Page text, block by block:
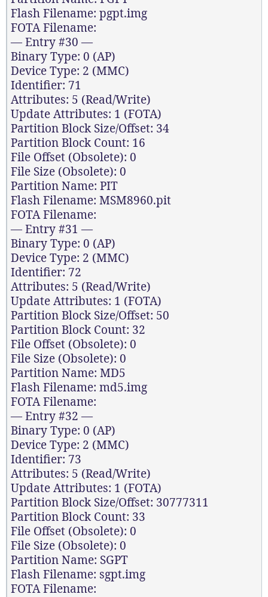
Flash Filename: pgpt.img
FOTA Filename:
— Entry #30 —
Binary Type: 0 (AP)
Device Type: 2 (MMC)
Identifier: 71
Attributes: 5 (Read/Write)
Update Attributes: 1 (FOTA)
Partition Block Size/Offset: 34
Partition Block Count: 16
File Offset (Obsolete): 0
File Size (Obsolete): 0
Partition Name: PIT
Flash Filename: MSM8960.pit
FOTA Filename:
— Entry #31 —
Binary Type: 0 (AP)
Device Type: 2 (MMC)
Identifier: 72
Attributes: 5 (Read/Write)
Update Attributes: 1 (FOTA)
Partition Block Size/Offset: 50
Partition Block Count: 32
File Offset (Obsolete): 0
File Size (Obsolete): 0
Partition Name: MD5
Flash Filename: md5.img
FOTA Filename:
— Entry #32 —
Binary Type: 0 (AP)
Device Type: 2 (MMC)
Identifier: 73
Attributes: 5 (Read/Write)
Update Attributes: 1 (FOTA)
Partition Block Size/Offset: 30777311
Partition Block Count: 33
File Offset (Obsolete): 0
File Size (Obsolete): 0
Partition Name: SGPT
Flash Filename: sgpt.img
FOTA Filename: